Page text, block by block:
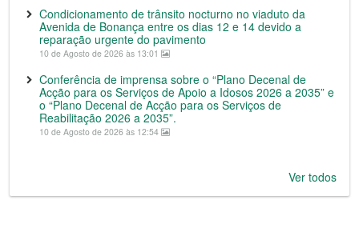
Condicionamento de trânsito nocturno no viaduto da
Avenida de Bonança entre os dias 12 e 14 devido a
reparação urgente do pavimento
10 de Agosto de 2026 às 13:01
Conferência de imprensa sobre o “Plano Decenal de
Acção para os Serviços de Apoio a Idosos 2026 a 2035” e
o “Plano Decenal de Acção para os Serviços de
Reabilitação 2026 a 2035”.
10 de Agosto de 2026 às 12:54
Ver todos